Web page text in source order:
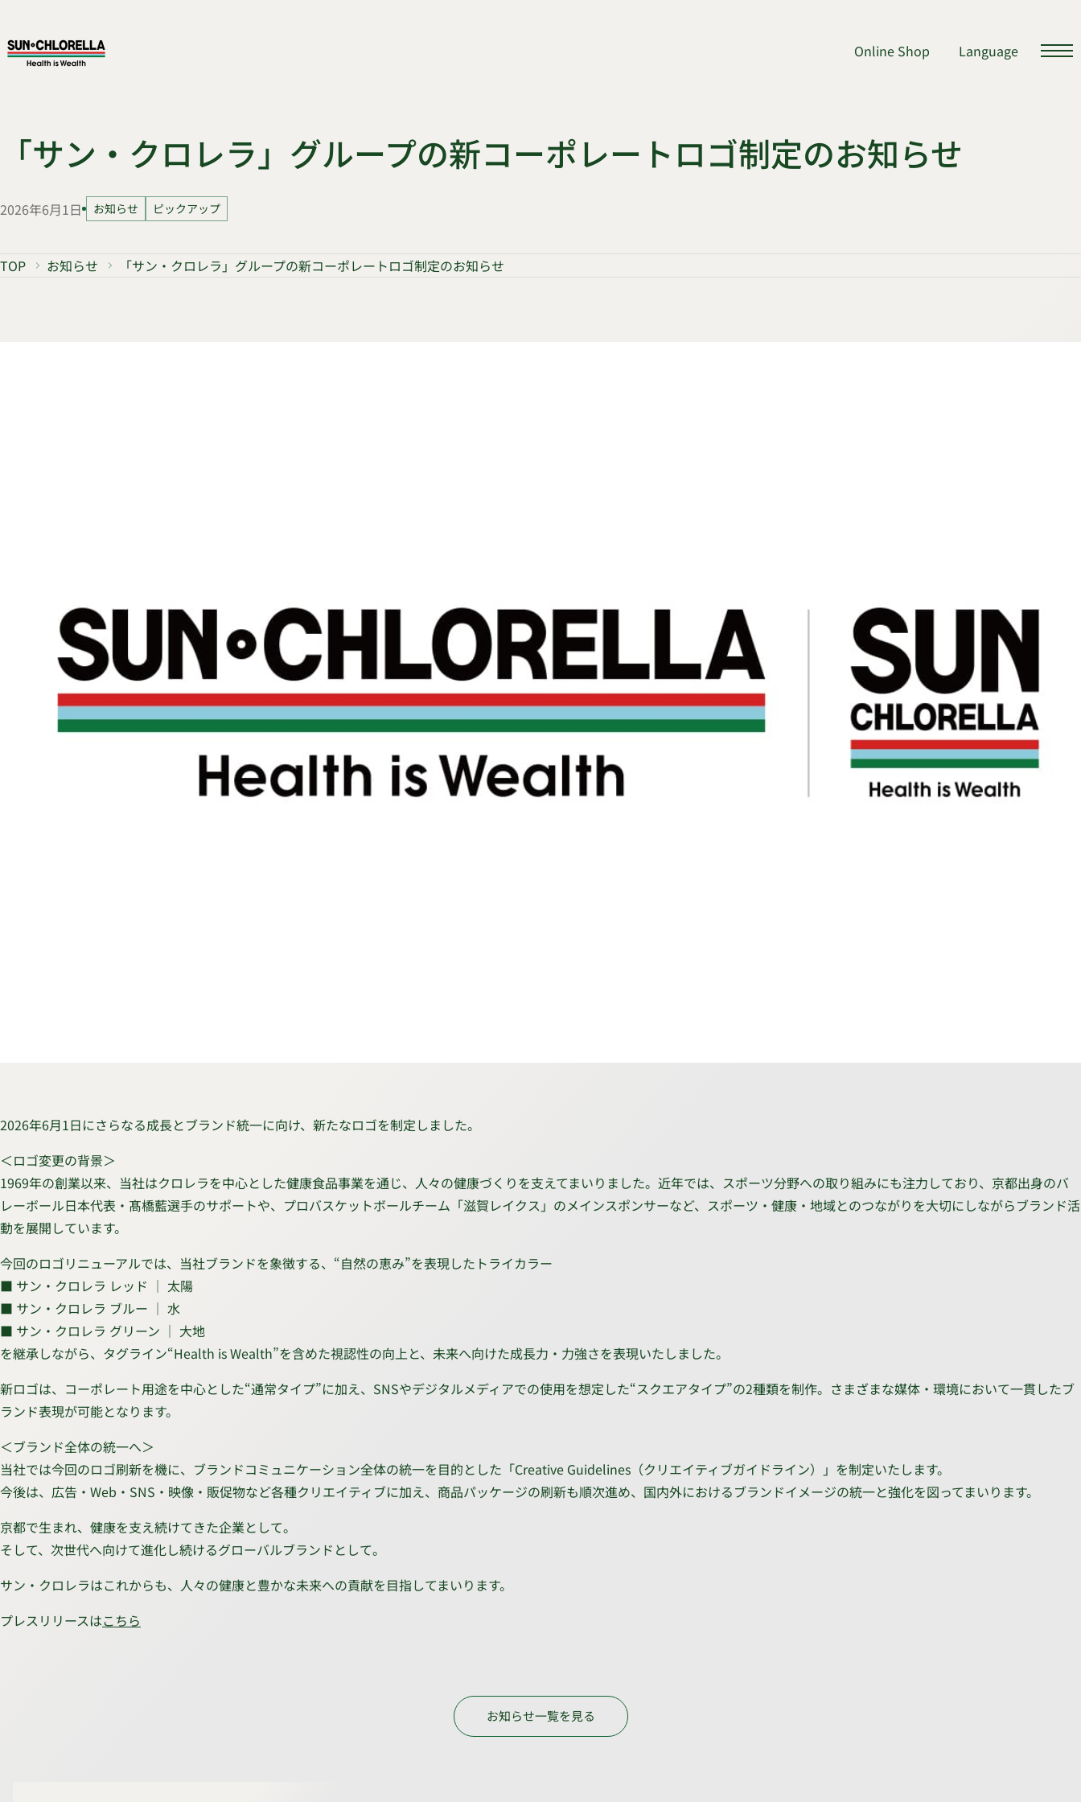
Online Shop Language
「サン・クロレラ」グループの新コーポレートロゴ制定のお知らせ
2026年6月1日 お知らせ ピックアップ
TOP お知らせ 「サン・クロレラ」グループの新コーポレートロゴ制定のお知らせ
2026年6月1日にさらなる成長とブランド統一に向け、新たなロゴを制定しました。
＜ロゴ変更の背景＞
1969年の創業以来、当社はクロレラを中心とした健康食品事業を通じ、人々の健康づくりを支えてまいりました。近年では、スポーツ分野への取り組みにも注力しており、京都出身のバ
レーボール日本代表・髙橋藍選手のサポートや、プロバスケットボールチーム「滋賀レイクス」のメインスポンサーなど、スポーツ・健康・地域とのつながりを大切にしながらブランド活
動を展開しています。
今回のロゴリニューアルでは、当社ブランドを象徴する、“自然の恵み”を表現したトライカラー
■ サン・クロレラ レッド ｜ 太陽
■ サン・クロレラ ブルー ｜ 水
■ サン・クロレラ グリーン ｜ 大地
を継承しながら、タグライン“Health is Wealth”を含めた視認性の向上と、未来へ向けた成長力・力強さを表現いたしました。
新ロゴは、コーポレート用途を中心とした“通常タイプ”に加え、SNSやデジタルメディアでの使用を想定した“スクエアタイプ”の2種類を制作。さまざまな媒体・環境において一貫したブ
ランド表現が可能となります。
＜ブランド全体の統一へ＞
当社では今回のロゴ刷新を機に、ブランドコミュニケーション全体の統一を目的とした「Creative Guidelines（クリエイティブガイドライン）」を制定いたします。
今後は、広告・Web・SNS・映像・販促物など各種クリエイティブに加え、商品パッケージの刷新も順次進め、国内外におけるブランドイメージの統一と強化を図ってまいります。
京都で生まれ、健康を支え続けてきた企業として。
そして、次世代へ向けて進化し続けるグローバルブランドとして。
サン・クロレラはこれからも、人々の健康と豊かな未来への貢献を目指してまいります。
プレスリリースはこちら
お知らせ一覧を見る